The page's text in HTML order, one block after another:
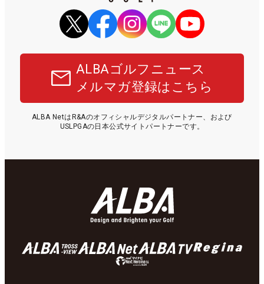
ALBAゴルフニュース
メルマガ登録はこちら
ALBA NetはR&Aのオフィシャルデジタルパートナー、および
USLPGAの日本公式サイトパートナーです。